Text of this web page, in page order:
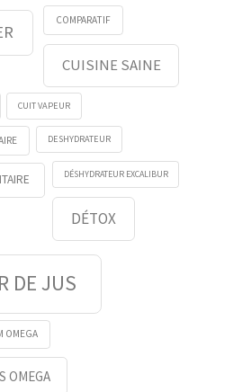
COMPARATIF
CUISINE SAINE
CUIT VAPEUR
DESHYDRATEUR
DÉSHYDRATEUR EXCALIBUR
DÉTOX
DE JUS
OMEGA
OMEGA